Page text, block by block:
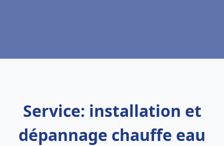
Service: installation et
dépannage chauffe eau